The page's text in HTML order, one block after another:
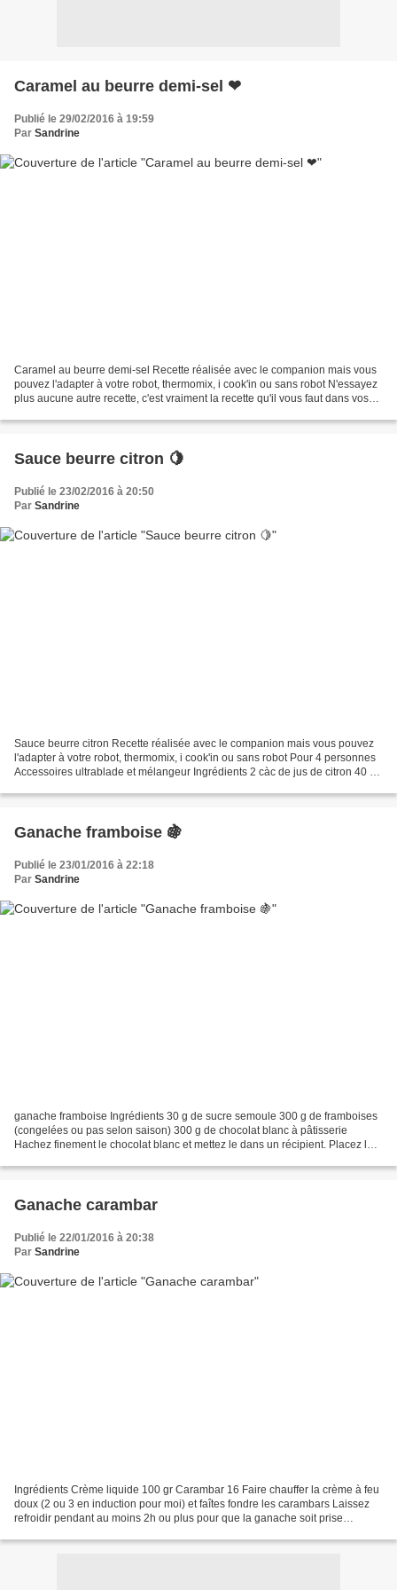
Caramel au beurre demi-sel ❤
Publié le 29/02/2016 à 19:59
Par Sandrine
Caramel au beurre demi-sel Recette réalisée avec le companion mais vous
pouvez l'adapter à votre robot, thermomix, i cook'in ou sans robot N'essayez
plus aucune autre recette, c'est vraiment la recette qu'il vous faut dans vos
Sauce beurre citron 🍋
Publié le 23/02/2016 à 20:50
Par Sandrine
Sauce beurre citron Recette réalisée avec le companion mais vous pouvez
l'adapter à votre robot, thermomix, i cook'in ou sans robot Pour 4 personnes
Accessoires ultrablade et mélangeur Ingrédients 2 càc de jus de citron 40 g
Ganache framboise 🍇
Publié le 23/01/2016 à 22:18
Par Sandrine
ganache framboise Ingrédients 30 g de sucre semoule 300 g de framboises
(congelées ou pas selon saison) 300 g de chocolat blanc à pâtisserie
Hachez finement le chocolat blanc et mettez le dans un récipient. Placez les
Ganache carambar
Publié le 22/01/2016 à 20:38
Par Sandrine
Ingrédients Crème liquide 100 gr Carambar 16 Faire chauffer la crème à feu
doux (2 ou 3 en induction pour moi) et faîtes fondre les carambars Laissez
refroidir pendant au moins 2h ou plus pour que la ganache soit prise